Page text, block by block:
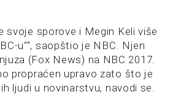
svoje sporove i Megin Keli više
u““, saopštio je NBC. Njen
(Fox News) na NBC 2017.
propraćen upravo zato što je
ljudi u novinarstvu, navodi se.